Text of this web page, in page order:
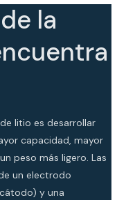
la
litio es desarrollar
capacidad, mayor
peso más ligero. Las
un electrodo
y una